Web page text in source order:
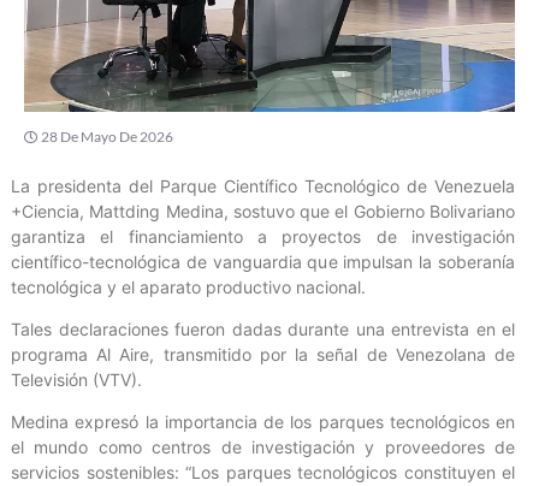
28 De Mayo De 2026
La presidenta del Parque Científico Tecnológico de Venezuela
+Ciencia, Mattding Medina, sostuvo que el Gobierno Bolivariano
garantiza el financiamiento a proyectos de investigación
científico-tecnológica de vanguardia que impulsan la soberanía
tecnológica y el aparato productivo nacional.
Tales declaraciones fueron dadas durante una entrevista en el
programa Al Aire, transmitido por la señal de Venezolana de
Televisión (VTV).
Medina expresó la importancia de los parques tecnológicos en
el mundo como centros de investigación y proveedores de
servicios sostenibles: “Los parques tecnológicos constituyen el